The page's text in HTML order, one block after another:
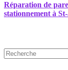
Réparation de
stationnement à